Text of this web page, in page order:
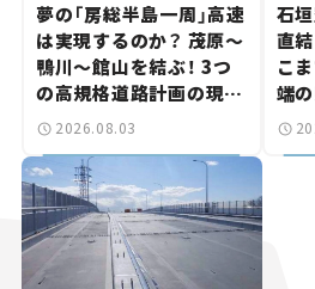
夢の「房総半島一周」高速
は実現するのか？ 茂原～
鴨川～館山を結ぶ！ 3つ
の高規格道路計画の現
状。「館山鴨川道路」で検
路計画】
2026.08.03
石
直結
こ
端
工